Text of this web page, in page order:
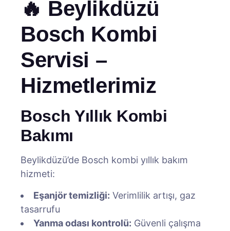
🔥 Beylikdüzü
Bosch Kombi
Servisi –
Hizmetlerimiz
Bosch Yıllık Kombi
Bakımı
Beylikdüzü’de Bosch kombi yıllık bakım
hizmeti:
Eşanjör temizliği: Verimlilik artışı, gaz
tasarrufu
Yanma odası kontrolü: Güvenli çalışma